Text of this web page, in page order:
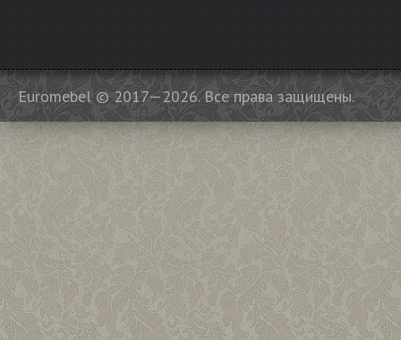
Euromebel © 2017—2026. Все права защищены.